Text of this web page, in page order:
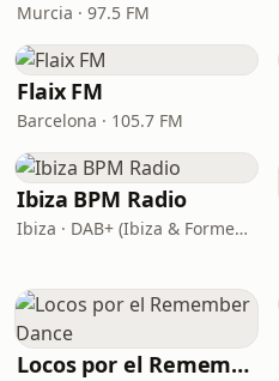
Murcia · 97.5 FM
Flaix FM
Barcelona · 105.7 FM
Ibiza BPM Radio
Ibiza · DAB+ (Ibiza & Formentera, Madrid, Barcelona)
Locos por el Remember Dance